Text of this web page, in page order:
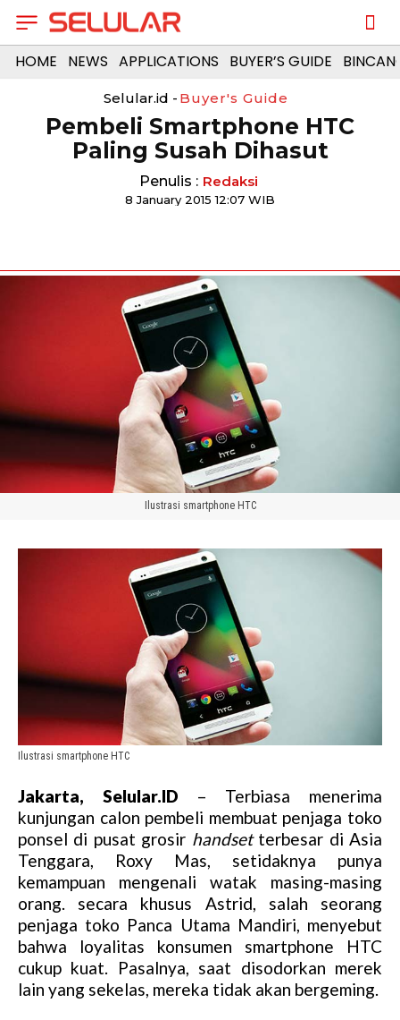
HOME NEWS APPLICATIONS BUYER’S GUIDE
Selular.id - Buyer's Guide
Pembeli Smartphone HTC
Paling Susah Dihasut
Penulis : Redaksi
8 January 2015 12:07 WIB
Ilustrasi smartphone HTC
Ilustrasi smartphone HTC
Jakarta, Selular.ID – Terbiasa menerima
kunjungan calon pembeli membuat penjaga toko
ponsel di pusat grosir handsetterbesar di Asia
Tenggara, Roxy Mas, setidaknya punya
kemampuan mengenali watak masing-masing
orang. secara khusus Astrid, salah seorang
penjaga toko Panca Utama Mandiri, menyebut
bahwa loyalitas konsumen smartphone HTC
cukup kuat. Pasalnya, saat disodorkan merek
lain yang sekelas, mereka tidak akan bergeming.